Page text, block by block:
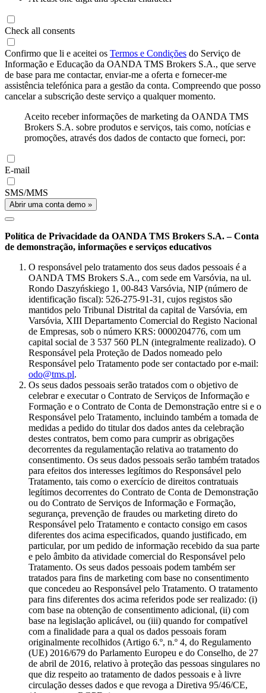
Check all consents
Confirmo que li e aceitei os Termos e Condições do Serviço de
Informação e Educação da OANDA TMS Brokers S.A., que serve
de base para me contactar, enviar-me a oferta e fornecer-me
assistência telefónica para a gestão da conta. Compreendo que posso
cancelar a subscrição deste serviço a qualquer momento.
Aceito receber informações de marketing da OANDA TMS
Brokers S.A. sobre produtos e serviços, tais como, notícias e
promoções, através dos dados de contacto que forneci, por:
E-mail
SMS/MMS
Abrir uma conta demo »
Política de Privacidade da OANDA TMS Brokers S.A. – Conta
de demonstração, informações e serviços educativos
O responsável pelo tratamento dos seus dados pessoais é a
OANDA TMS Brokers S.A., com sede em Varsóvia, na ul.
Rondo Daszyńskiego 1, 00-843 Varsóvia, NIP (número de
identificação fiscal): 526-275-91-31, cujos registos são
mantidos pelo Tribunal Distrital da capital de Varsóvia, em
Varsóvia, XIII Departamento Comercial do Registo Nacional
de Empresas, sob o número KRS: 0000204776, com um
capital social de 3 537 560 PLN (integralmente realizado). O
Responsável pela Proteção de Dados nomeado pelo
Responsável pelo Tratamento pode ser contactado por e-mail:
odo@tms.pl.
Os seus dados pessoais serão tratados com o objetivo de
celebrar e executar o Contrato de Serviços de Informação e
Formação e o Contrato de Conta de Demonstração entre si e o
Responsável pelo Tratamento, incluindo também a tomada de
medidas a pedido do titular dos dados antes da celebração
destes contratos, bem como para cumprir as obrigações
decorrentes da regulamentação relativa ao tratamento do
consentimento. Os seus dados pessoais serão também tratados
para efeitos dos interesses legítimos do Responsável pelo
Tratamento, tais como o exercício de direitos contratuais
legítimos decorrentes do Contrato de Conta de Demonstração
ou do Contrato de Serviços de Informação e Formação,
segurança, prevenção de fraudes ou marketing direto do
Responsável pelo Tratamento e contacto consigo em casos
diferentes dos acima especificados, quando justificado, em
particular, por um pedido de informação recebido da sua parte
e pelo âmbito da atividade comercial do Responsável pelo
Tratamento. Os seus dados pessoais podem também ser
tratados para fins de marketing com base no consentimento
que concedeu ao Responsável pelo Tratamento. O tratamento
para fins diferentes dos acima referidos pode ser realizado: (i)
com base na obtenção de consentimento adicional, (ii) com
base na legislação aplicável, ou (iii) quando for compatível
com a finalidade para a qual os dados pessoais foram
originalmente recolhidos (Artigo 6.º, n.º 4, do Regulamento
(UE) 2016/679 do Parlamento Europeu e do Conselho, de 27
de abril de 2016, relativo à proteção das pessoas singulares no
que diz respeito ao tratamento de dados pessoais e à livre
circulação desses dados e que revoga a Diretiva 95/46/CE,